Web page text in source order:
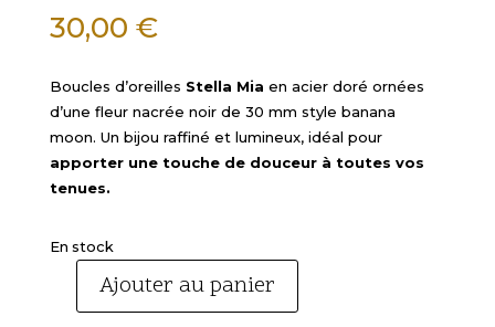
30,00 €
Boucles d’oreilles Stella Mia en acier doré ornées
d’une fleur nacrée noir de 30 mm style banana
moon. Un bijou raffiné et lumineux, idéal pour
apporter une touche de douceur à toutes vos
tenues.
En stock
quantitéAjouter au panier